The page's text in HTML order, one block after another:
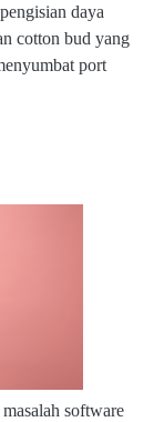
daya
cotton bud yang
port
software